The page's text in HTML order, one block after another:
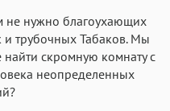
не нужно благоухающих
и трубочных Табаков. Мы
скромную комнату с
неопределенных